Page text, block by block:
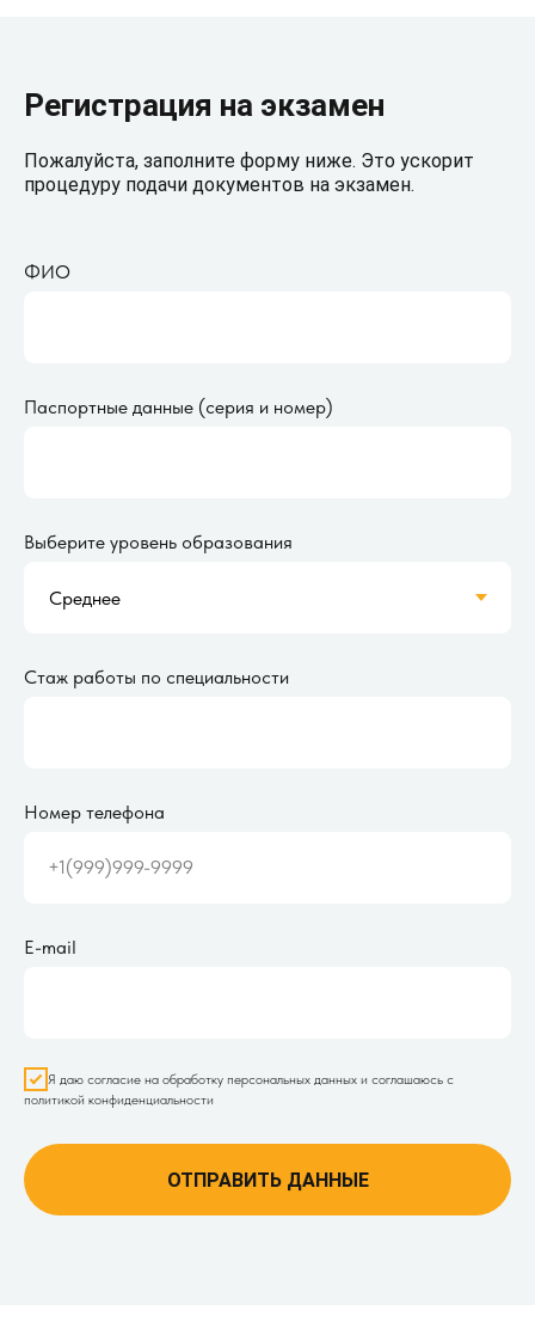
Регистрация на экзамен
Пожалуйста, заполните форму ниже. Это ускорит
процедуру подачи документов на экзамен.
ФИО
Паспортные данные (серия и номер)
Выберите уровень образования
Стаж работы по специальности
Номер телефона
+1(999)999-9999
E-mail
Я даю согласие на обработку персональных данных и соглашаюсь с
политикой конфиденциальности
ОТПРАВИТЬ ДАННЫЕ